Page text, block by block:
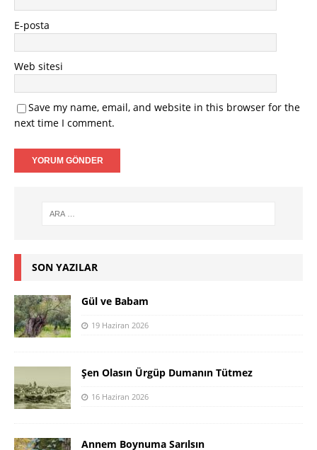
E-posta
Web sitesi
Save my name, email, and website in this browser for the
next time I comment.
SON YAZILAR
Gül ve Babam
19 Haziran 2026
Şen Olasın Ürgüp Dumanın Tütmez
16 Haziran 2026
Annem Boynuma Sarılsın